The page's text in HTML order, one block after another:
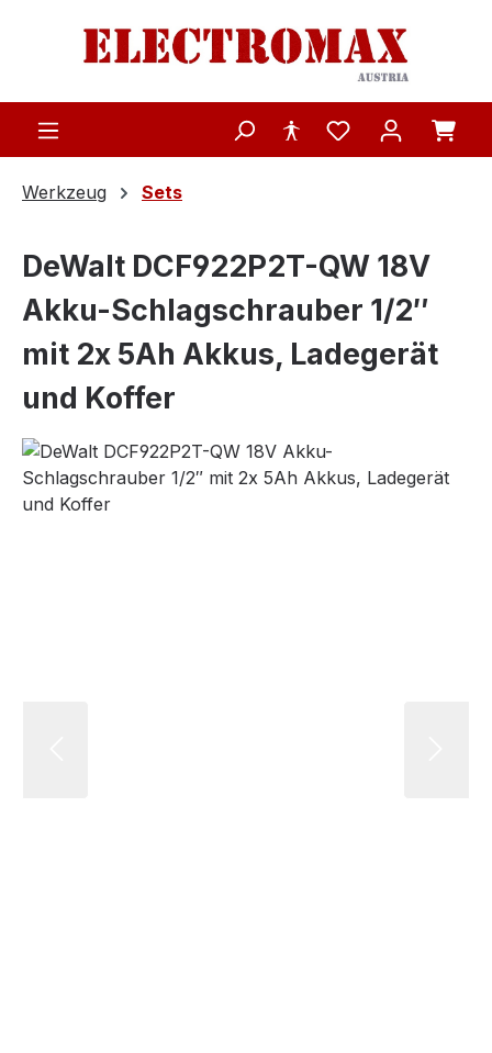
Zum Hauptinhalt springen
Werkzeug Sets
DeWalt DCF922P2T-QW 18V
Akku-Schlagschrauber 1/2″
mit 2x 5Ah Akkus, Ladegerät
und Koffer
Bildergalerie überspringen